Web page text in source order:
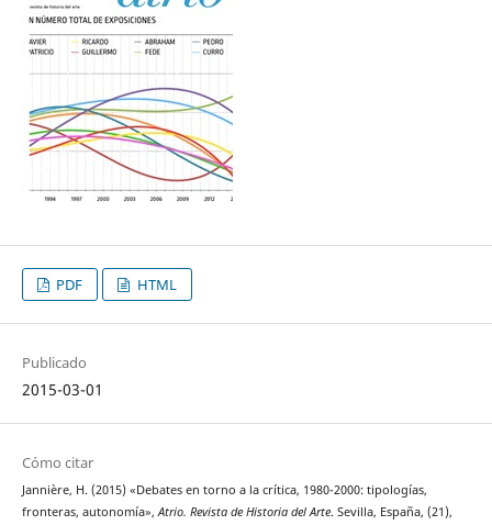
PDF HTML
Publicado
2015-03-01
Cómo citar
Jannière, H. (2015) «Debates en torno a la crítica, 1980-2000: tipologías,
fronteras, autonomía»,Atrio. Revista de Historia del Arte. Sevilla, España, (21),